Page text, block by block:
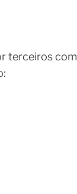
terceiros com